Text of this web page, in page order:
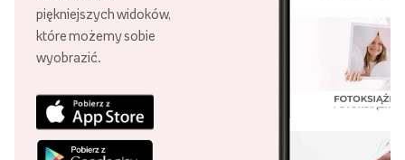
piękniejszych widoków,
które możemy sobie
wyobrazić.